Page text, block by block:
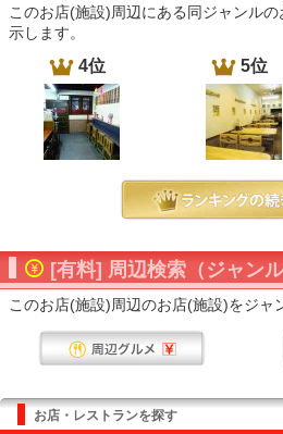
このお店(施設)周辺にある同ジャンル
示します。
4位 5位
[有料] 周辺検索（ジャンル
このお店(施設)周辺のお店(施設)をジャ
お店・レストランを探す